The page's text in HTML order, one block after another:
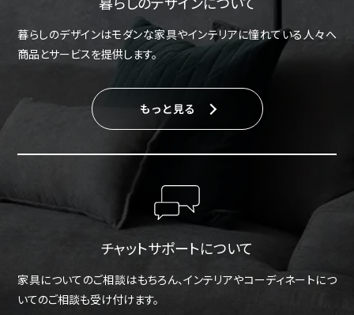
暮らしのデザインはモダンな家具やインテリアに憧れている人々へ
商品とサービスを提供します。
もっと見る
チャットサポートについて
家具についてのご相談はもちろん、インテリアやコーディネートにつ
いてのご相談も受け付けます。